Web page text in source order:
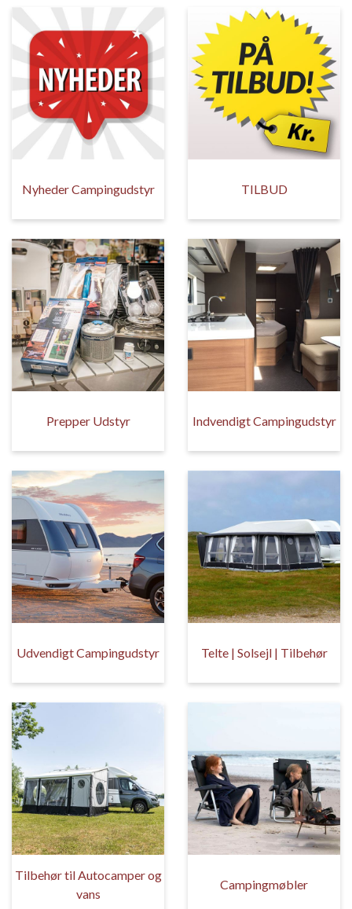
Nyheder Campingudstyr TILBUD
Prepper Udstyr Indvendigt Campingudstyr
Udvendigt Campingudstyr Telte | Solsejl | Tilbehør
Tilbehør til Autocamper og
vans
Campingmøbler